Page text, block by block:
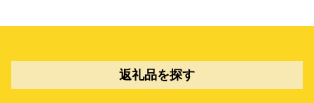
返礼品を探す